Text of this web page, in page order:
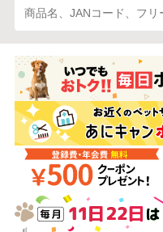
犬
小動物・鳥
ドッグフード
美容・ケア用品
ログイン
会員登録
あにまるキャンパスに
アフターサービス
商品リクエスト